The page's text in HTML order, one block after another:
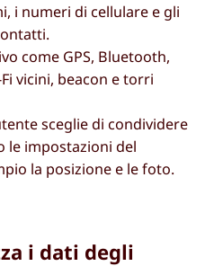
i numeri di cellulare e gli
come GPS, Bluetooth,
vicini, beacon e torri
sceglie di condividere
le impostazioni del
la posizione e le foto.
i dati degli